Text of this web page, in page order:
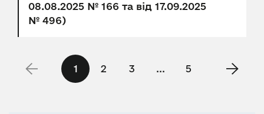
08.08.2025 № 166 та від 17.09.2025
№ 496)
1 2 3 ... 5